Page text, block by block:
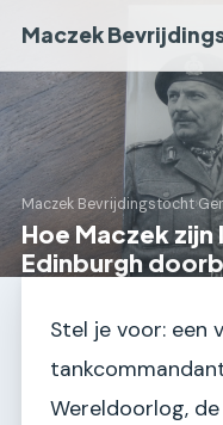
Maczek
Maczek Bevrijdingstocht›
Hoe Maczek
Edinburgh
Stel je voor: een
Wereldoorlog,